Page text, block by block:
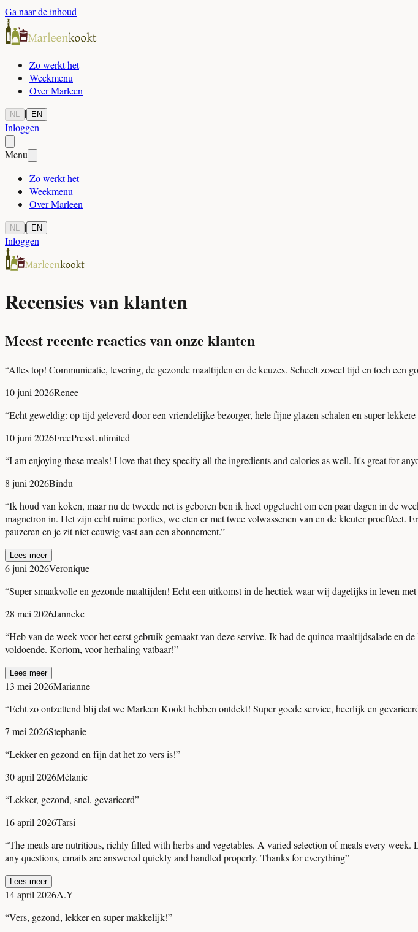
Ga naar de inhoud
Zo werkt het
Weekmenu
Over Marleen
NL | EN
Inloggen
Menu
Zo werkt het
Weekmenu
Over Marleen
NL | EN
Inloggen
Recensies van klanten
Meest recente reacties van onze klanten
“Alles top! Communicatie, levering, de gezonde maaltijden en de keuzes. Scheelt zoveel tijd en toch een
10 juni 2026Renee
“Echt geweldig: op tijd geleverd door een vriendelijke bezorger, hele fijne glazen schalen en super
10 juni 2026FreePressUnlimited
“I am enjoying these meals! I love that they specify all the ingredients and calories as well. It's great for
8 juni 2026Bindu
“Ik houd van koken, maar nu de tweede net is geboren ben ik heel opgelucht om een paar dagen in de
magnetron in. Het zijn echt ruime porties, we eten er met twee volwassenen van en de kleuter proeft/
pauzeren en je zit niet eeuwig vast aan een abonnement.”
Lees meer
6 juni 2026Veronique
“Super smaakvolle en gezonde maaltijden! Echt een uitkomst in de hectiek waar wij dagelijks in leven
28 mei 2026Janneke
“Heb van de week voor het eerst gebruik gemaakt van deze servive. Ik had de quinoa maaltijdsalade
voldoende. Kortom, voor herhaling vatbaar!”
Lees meer
13 mei 2026Marianne
“Echt zo ontzettend blij dat we Marleen Kookt hebben ontdekt! Super goede service, heerlijk en
7 mei 2026Stephanie
“Lekker en gezond en fijn dat het zo vers is!”
30 april 2026Mélanie
“Lekker, gezond, snel, gevarieerd”
16 april 2026Tarsi
“The meals are nutritious, richly filled with herbs and vegetables. A varied selection of meals every
any questions, emails are answered quickly and handled properly. Thanks for everything”
Lees meer
14 april 2026A.Y
“Vers, gezond, lekker en super makkelijk!”